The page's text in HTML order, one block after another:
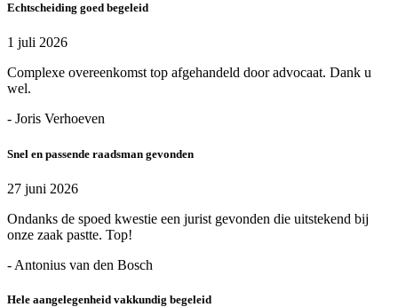
Echtscheiding goed begeleid
1 juli 2026
Complexe overeenkomst top afgehandeld door advocaat. Dank u
wel.
- Joris Verhoeven
Snel en passende raadsman gevonden
27 juni 2026
Ondanks de spoed kwestie een jurist gevonden die uitstekend bij
onze zaak pastte. Top!
- Antonius van den Bosch
Hele aangelegenheid vakkundig begeleid